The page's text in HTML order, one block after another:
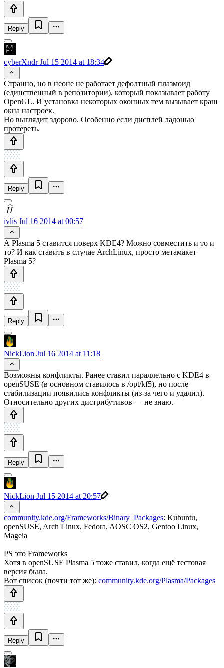
Reply
cyberXndrJul 15 2014 at 18:34
Странно, но в неоне не работает дефолтный плазмоид
(единственный в репозитории), который показывает работу
OpenGL. И установка некоторых оконных тем вызывает краш
окна настроек.
Но выглядит здорово. Особенно если дисплей ладонью
протереть.
Reply
ivlis Jul 16 2014 at 00:57
А Plasma 5 ставится поверх KDE4? Можно совместить и то и
то? И как ставить в случае ArchLinux, просто метамакет
Plasma 5?
Reply
NickLion Jul 16 2014 at 11:18
Возможны конфликты. Ранее ставил параллельно с KDE4 в
openSUSE (в основном ставилось в /opt/kf5), но после
стабилизации появились конфликты (из-за чего и удалил).
Относительно других дистрибутивов — не знаю.
Reply
NickLion Jul 15 2014 at 20:57
community.kde.org/Frameworks/Binary_Packages: Kubuntu,
openSUSE, Arch Linux, Fedora, AOSC OS2, Gentoo Linux,
Mageia
PS это Frameworks
Хотя в openSUSE Plasma 5 тоже ставил, когда ещё тестовая
версия была.
Вот список (почти тот же): community.kde.org/Plasma/Packages
Reply